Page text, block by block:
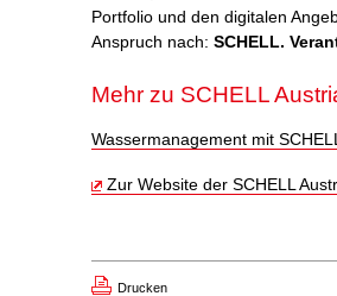
Portfolio und den digitalen
Anspruch nach: SCHELL.
Mehr zu SCHELL
Wassermanagement mit
Zur Website der SCHELL
Drucken